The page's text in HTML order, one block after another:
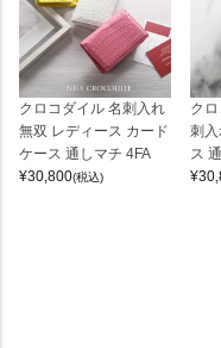
クロコダイル 名刺入れ
無双 レディース カード
ケース 通しマチ 4FA
¥30,800(税込)
ク
刺
ス
¥